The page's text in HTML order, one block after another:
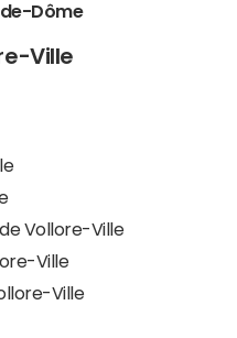
Dôme
Ville
Vollore-Ville
Ville
Ville